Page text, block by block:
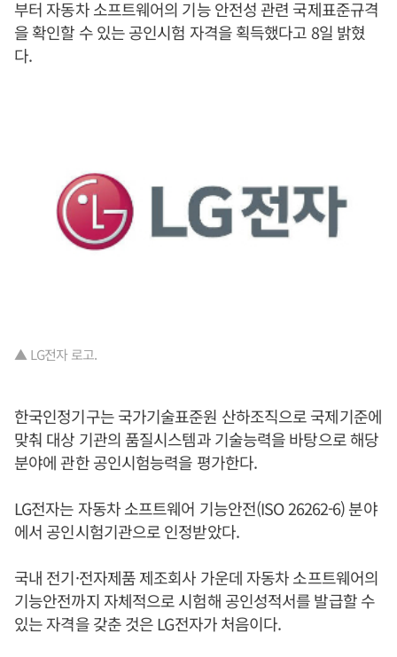
부터 자동차 소프트웨어의 기능 안전성 관련 국제표준규격
을 확인할 수 있는 공인시험 자격을 획득했다고 8일 밝혔
다.
▲ LG전자 로고.
한국인정기구는 국가기술표준원 산하조직으로 국제기준에
맞춰 대상 기관의 품질시스템과 기술능력을 바탕으로 해당
분야에 관한 공인시험능력을 평가한다.
LG전자는 자동차 소프트웨어 기능안전(ISO 26262-6) 분야
에서 공인시험기관으로 인정받았다.
국내 전기·전자제품 제조회사 가운데 자동차 소프트웨어의
기능안전까지 자체적으로 시험해 공인성적서를 발급할 수
있는 자격을 갖춘 것은 LG전자가 처음이다.